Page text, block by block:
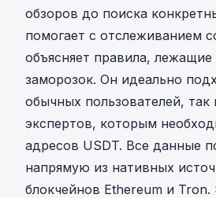
обзоров до поиска
помогает с отслеживанием
объясняет правила, лежащие
заморозок. Он идеально
обычных пользователей, так
экспертов, которым
адресов USDT. Все данные
напрямую из нативных
блокчейнов Ethereum и Tron.